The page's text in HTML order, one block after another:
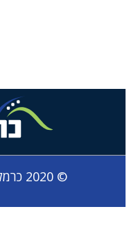
© 2020 כרמליסט